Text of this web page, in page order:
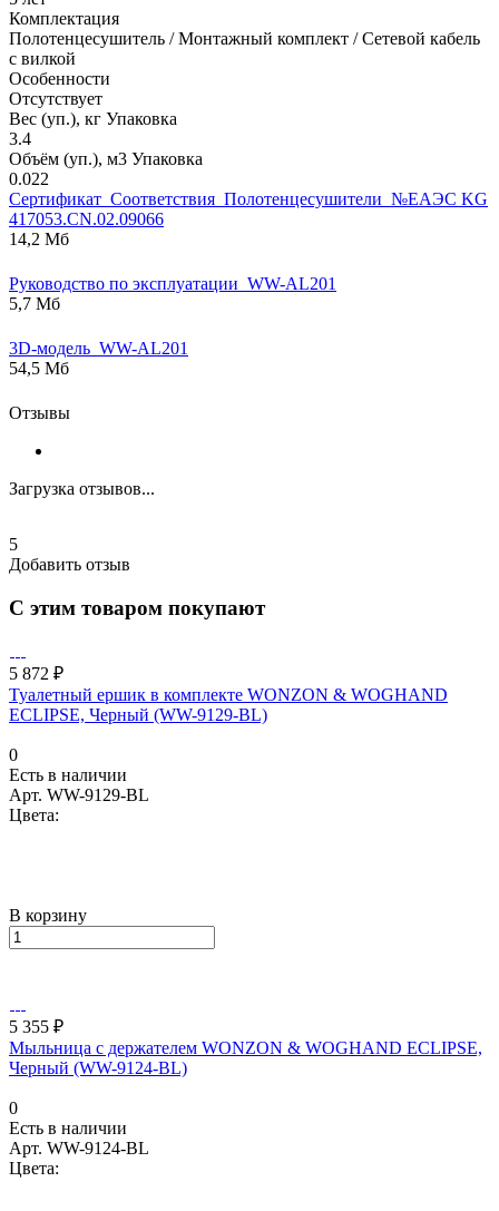
Комплектация
Полотенцесушитель / Монтажный комплект / Сетевой кабель
с вилкой
Особенности
Отсутствует
Вес (уп.), кг Упаковка
3.4
Объём (уп.), м3 Упаковка
0.022
Сертификат_Соответствия_Полотенцесушители_№ЕАЭС KG
417053.CN.02.09066
14,2 Мб
Руководство по эксплуатации_WW-AL201
5,7 Мб
3D-модель_WW-AL201
54,5 Мб
Отзывы
Загрузка отзывов...
5
Добавить отзыв
С этим товаром покупают
5 872 ₽
Туалетный ершик в комплекте WONZON & WOGHAND
ECLIPSE, Черный (WW-9129-BL)
0
Есть в наличии
Арт. WW-9129-BL
Цвета:
В корзину
5 355 ₽
Мыльница с держателем WONZON & WOGHAND ECLIPSE,
Черный (WW-9124-BL)
0
Есть в наличии
Арт. WW-9124-BL
Цвета: